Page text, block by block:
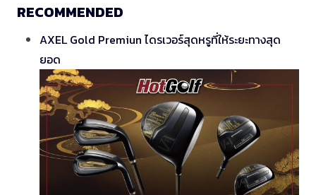
RECOMMENDED
AXEL Gold Premiun ไดรเวอร์สุดหรูที่ให้ระยะทางสุด
ยอด